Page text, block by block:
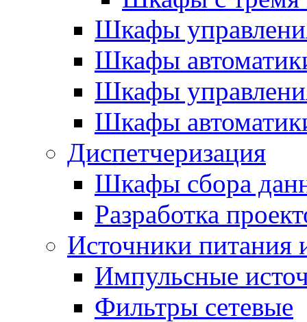
Шкафы
Шкафы
Шкафы
Шкафы
Диспетчеризация
Шкафы сбора
Разработка
Источники питания
Импульсные
Фильтры сетевые